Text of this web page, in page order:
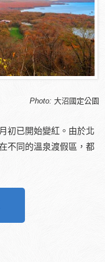
Photo: 大沼國定公園
初已開始變紅。由於北
不同的溫泉渡假區，都